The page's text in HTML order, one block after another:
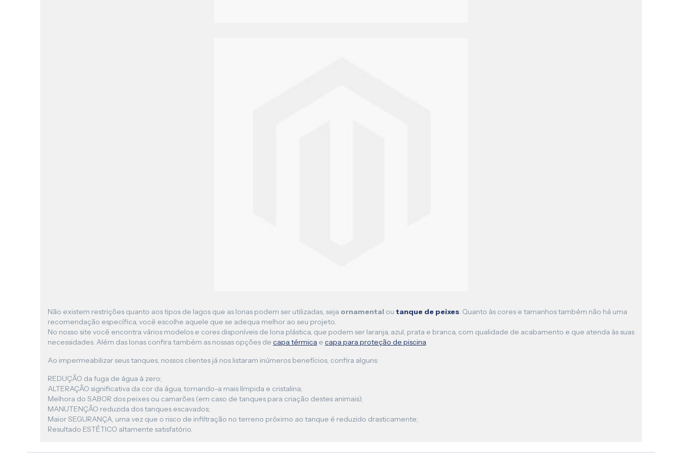
Não existem restrições quanto aos tipos de lagos que as lonas podem ser utilizadas, seja ornamental ou tanque de peixes. Quanto às cores e tamanhos também não há uma
recomendação específica, você escolhe aquele que se adequa melhor ao seu projeto.
No nosso site você encontra vários modelos e cores disponíveis de lona plástica, que podem ser laranja, azul, prata e branca, com qualidade de acabamento e que atenda às suas
necessidades. Além das lonas confira também as nossas opções de capa térmica e capa para proteção de piscina.
Ao impermeabilizar seus tanques, nossos clientes já nos listaram inúmeros benefícios, confira alguns:
REDUÇÃO da fuga de água à zero;
ALTERAÇÃO significativa da cor da água, tornando-a mais límpida e cristalina;
Melhora do SABOR dos peixes ou camarões (em caso de tanques para criação destes animais);
MANUTENÇÃO reduzida dos tanques escavados;
Maior SEGURANÇA, uma vez que o risco de infiltração no terreno próximo ao tanque é reduzido drasticamente;
Resultado ESTÉTICO altamente satisfatório.